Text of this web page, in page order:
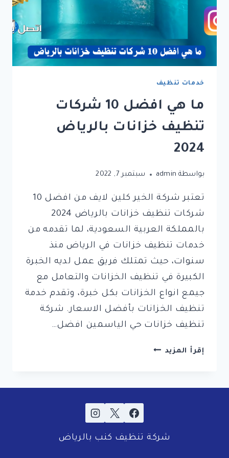
خدمات تنظيف
ما هي افضل 10 شركات
تنظيف خزانات بالرياض
2024
بواسطة admin سبتمبر 7, 2022
تعتبر شركة الخير كلين لايف من افضل 10
شركات تنظيف خزانات بالرياض 2024
بالمملكة العربية السعودية، لما تقدمه من
خدمات تنظيف خزانات في الرياض منذ
سنوات، حيث تمتلك فريق عمل لديه الخبرة
الكبيرة في تنظيف الخزانات والتعامل مع
جيمع انواع الخزانات بكل خبرة، وتقدم خدمة
تنظيف الخزانات بأفضل الاسعار. شركة
تنظيف خزانات حي الياسمين افضل…
إقرأ المزيد ما
10
تنظيف
بالرياض
شركة تنظيف كنب بالرياض